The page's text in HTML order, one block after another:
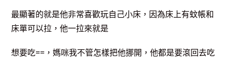
最顯著的就是他非常喜歡玩自己小床，因為床上有蚊帳和
床單可以拉，他一拉來就是
想要吃==，媽咪我不管怎樣把他挪開，他都是要滾回去吃